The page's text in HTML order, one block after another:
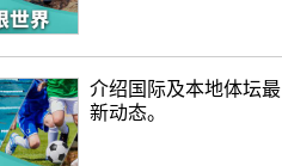
介绍国际及本地体坛最
新动态。